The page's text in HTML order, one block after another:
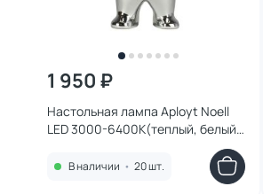
1 950 ₽
Настольная лампа Aployt Noell
LED 3000-6400К(теплый, белый,
В наличии • 20 шт.